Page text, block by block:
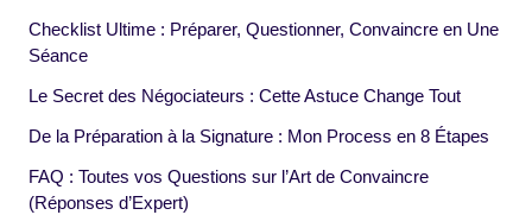
Checklist Ultime : Préparer, Questionner, Convaincre en Une
Séance
Le Secret des Négociateurs : Cette Astuce Change Tout
De la Préparation à la Signature : Mon Process en 8 Étapes
FAQ : Toutes vos Questions sur l’Art de Convaincre
(Réponses d’Expert)